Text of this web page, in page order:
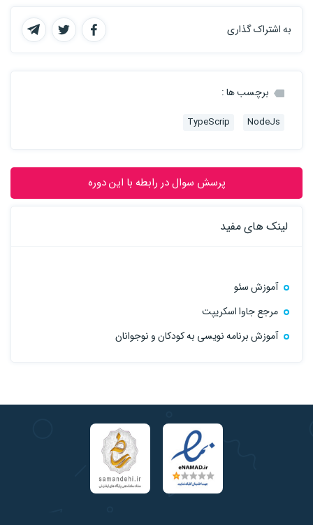
به اشتراک گذاری
برچسب ها :
NodeJs
TypeScrip
پرسش سوال در رابطه با این دوره
لینک های مفید
آموزش سئو
مرجع جاوا اسکریپت
آموزش برنامه نویسی به کودکان و نوجوانان